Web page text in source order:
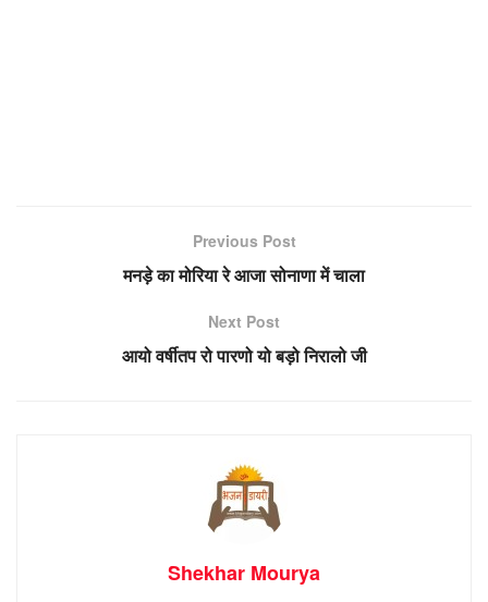
Previous Post
मनड़े का मोरिया रे आजा सोनाणा में चाला
Next Post
आयो वर्षीतप रो पारणो यो बड़ो निरालो जी
Shekhar Mourya